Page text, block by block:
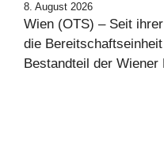
8. August 2026
Wien (OTS) – Seit
die
Bestandteil der Wiener